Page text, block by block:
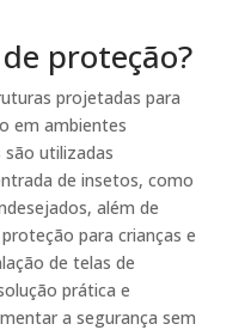
proteção?
projetadas para
em ambientes
são utilizadas
de insetos, como
além de
para crianças e
de telas de
prática e
a segurança sem